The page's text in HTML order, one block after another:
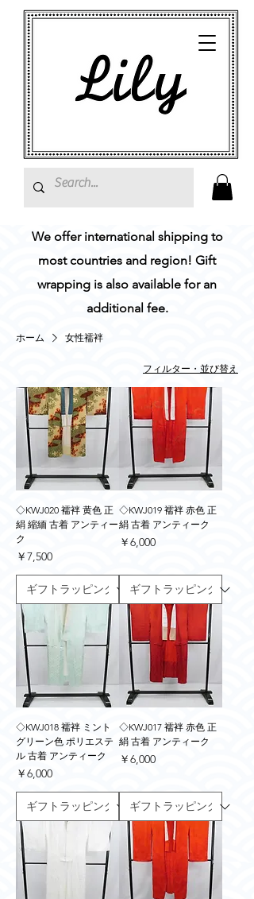
We offer international shipping to
most countries and region! Gift
wrapping is also available for an
additional fee.
ホーム 女性襦袢
フィルター・並び替え
◇KWJ020 襦袢 黄色 正
絹 縮緬 古着 アンティー
ク
価格
￥7,500
◇KWJ019 襦袢 赤色 正
絹 古着 アンティーク
価格
￥6,000
◇KWJ018 襦袢 ミント
グリーン色 ポリエステ
ル 古着 アンティーク
価格
￥6,000
◇KWJ017 襦袢 赤色 正
絹 古着 アンティーク
価格
￥6,000